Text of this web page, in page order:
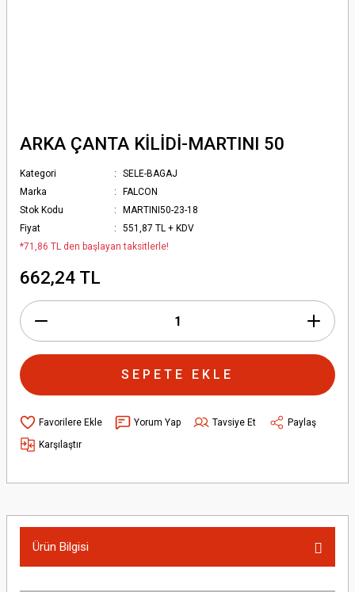
ARKA ÇANTA KİLİDİ-MARTINI 50
Kategori
SELE-BAGAJ
Marka
FALCON
Stok Kodu
MARTINI50-23-18
Fiyat
551,87 TL + KDV
*71,86 TL den başlayan taksitlerle!
662,24 TL
SEPETE EKLE
Yorum Yap Tavsiye Et
Paylaş
Karşılaştır
Ürün Bilgisi